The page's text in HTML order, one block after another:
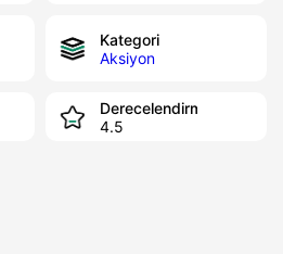
Kategori
Aksiyon
Derecelendirme
4.5